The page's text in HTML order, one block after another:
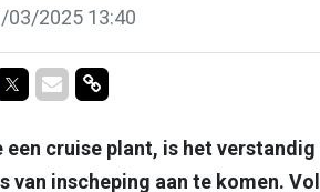
03/2025 13:40
op Facebook
Delen op Twitter
Delen via Mail
Delen via link
een cruise plant, is het
van inscheping aan te komen.